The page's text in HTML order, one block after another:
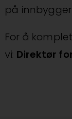
på
For å
vi: Direktør